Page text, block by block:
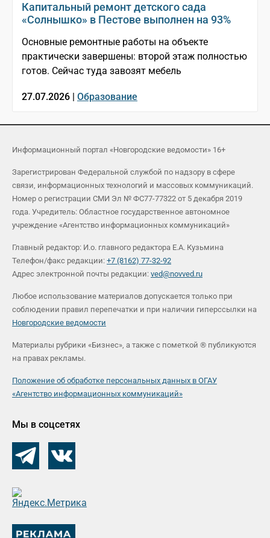
Капитальный ремонт детского сада
«Солнышко» в Пестове выполнен на 93%
Основные ремонтные работы на объекте
практически завершены: второй этаж полностью
готов. Сейчас туда завозят мебель
27.07.2026 | Образование
Информационный портал «Новгородские ведомости» 16+
Зарегистрирован Федеральной службой по надзору в сфере
связи, информационных технологий и массовых коммуникаций.
Номер о регистрации СМИ Эл № ФС77-77322 от 5 декабря 2019
года. Учредитель: Областное государственное автономное
учреждение «Агентство информационных коммуникаций»
Главный редактор: И.о. главного редактора Е.А. Кузьмина
Телефон/факс редакции: +7 (8162) 77-32-92
Адрес электронной почты редакции: ved@novved.ru
Любое использование материалов допускается только при
соблюдении правил перепечатки и при наличии гиперссылки на
Новгородские ведомости
Материалы рубрики «Бизнес», а также с пометкой ® публикуются
на правах рекламы.
Положение об обработке персональных данных в ОГАУ
«Агентство информационных коммуникаций»
Мы в соцсетях